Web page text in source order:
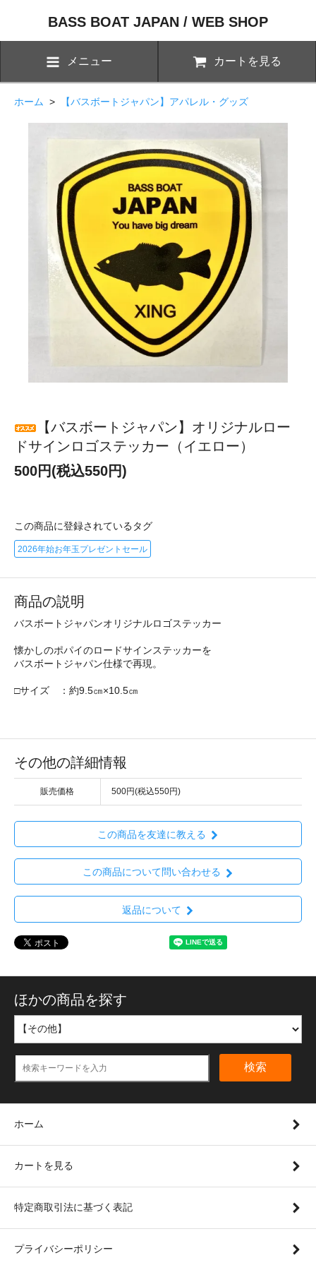
BASS BOAT JAPAN / WEB SHOP
メニュー カートを見る
ホーム > 【バスボートジャパン】アパレル・グッズ
【バスボートジャパン】オリジナルロー
ドサインロゴステッカー（イエロー）
500円(税込550円)
この商品に登録されているタグ
2026年始お年玉プレゼントセール
商品の説明
バスボートジャパンオリジナルロゴステッカー
懐かしのポパイのロードサインステッカーを
バスボートジャパン仕様で再現。
□サイズ ：約9.5㎝×10.5㎝
その他の詳細情報
販売価格 500円(税込550円)
この商品を友達に教える
この商品について問い合わせる
返品について
ほかの商品を探す
検索
ホーム
カートを見る
特定商取引法に基づく表記
プライバシーポリシー